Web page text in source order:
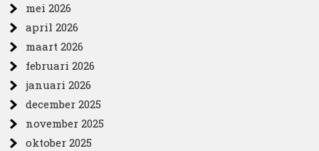
mei 2026
april 2026
maart 2026
februari 2026
januari 2026
december 2025
november 2025
oktober 2025